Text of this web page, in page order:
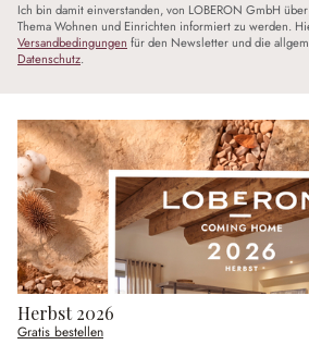
Ich bin damit einverstanden, von LOBERON GmbH
Thema Wohnen und Einrichten informiert zu werden.
Versandbedingungen für den Newsletter und die
Datenschutz.
Herbst 2026
Gratis bestellen